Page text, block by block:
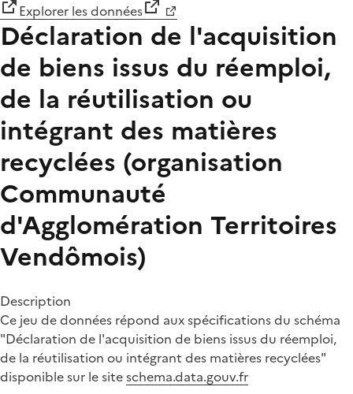
Explorer les données
Déclaration de l'acquisition
de biens issus du réemploi,
de la réutilisation ou
intégrant des matières
recyclées (organisation
Communauté
d'Agglomération Territoires
Vendômois)
Description
Ce jeu de données répond aux spécifications du schéma
"Déclaration de l'acquisition de biens issus du réemploi,
de la réutilisation ou intégrant des matières recyclées"
disponible sur le siteschema.data.gouv.fr